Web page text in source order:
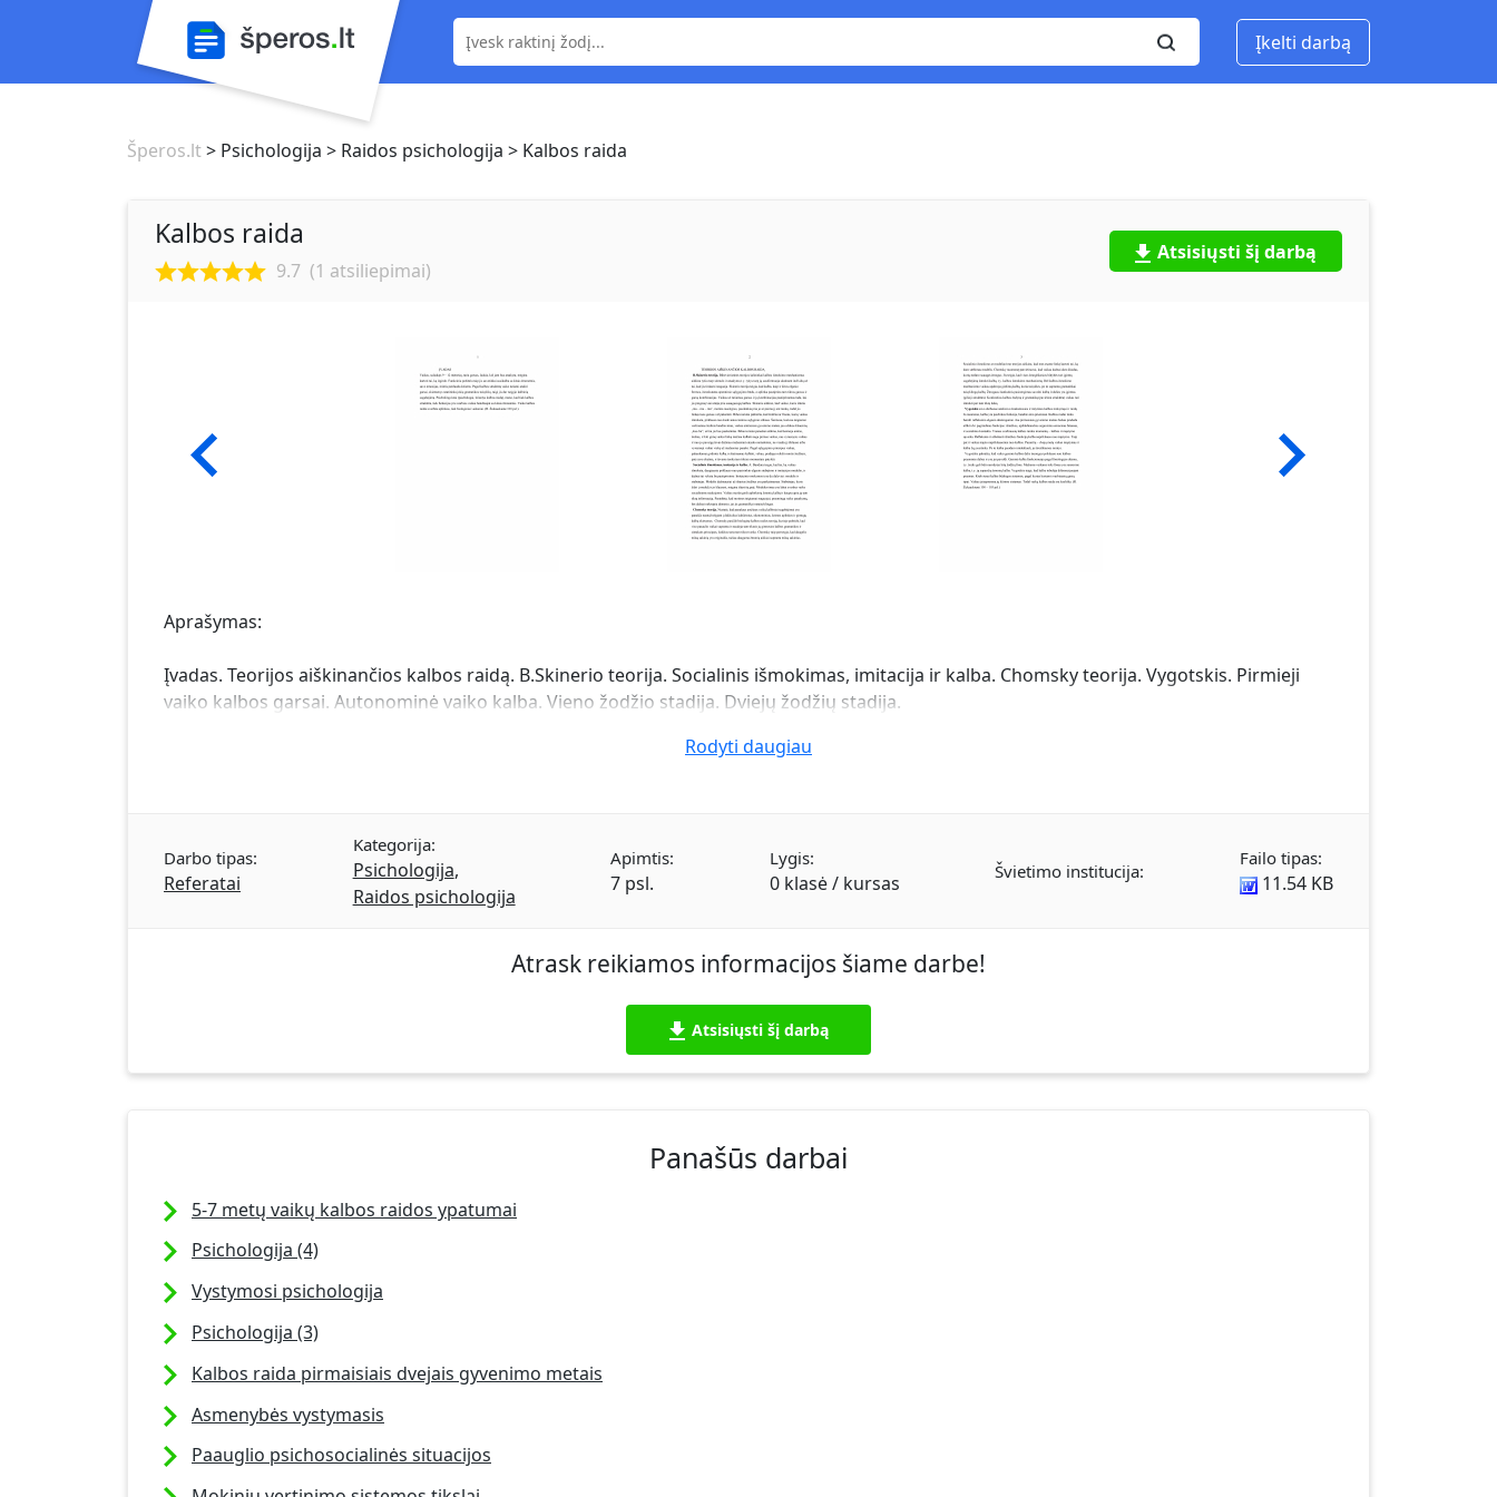
Įkelti darbą
Šperos.lt> Psichologija > Raidos psichologija > Kalbos raida
Kalbos raida
9.7 (1 atsiliepimai)
Atsisiųsti šį darbą
Aprašymas:
Įvadas. Teorijos aiškinančios kalbos raidą. B.Skinerio teorija. Socialinis išmokimas, imitacija ir kalba. Chomsky teorija. Vygotskis. Pirmieji
vaiko kalbos garsai. Autonominė vaiko kalba. Vieno žodžio stadija. Dviejų žodžių stadija.
Rodyti daugiau
Darbo tipas:
Referatai
Kategorija:
Psichologija,
Raidos psichologija
Apimtis:
7 psl.
Lygis:
0 klasė / kursas Švietimo institucija:
Failo tipas:
11.54 KB
Atrask reikiamos informacijos šiame darbe!
Atsisiųsti šį darbą
Panašūs darbai
5-7 metų vaikų kalbos raidos ypatumai
Psichologija (4)
Vystymosi psichologija
Psichologija (3)
Kalbos raida pirmaisiais dvejais gyvenimo metais
Asmenybės vystymasis
Paauglio psichosocialinės situacijos